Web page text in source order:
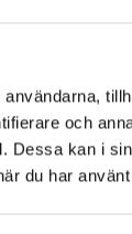
och
Dessa kan i
du har